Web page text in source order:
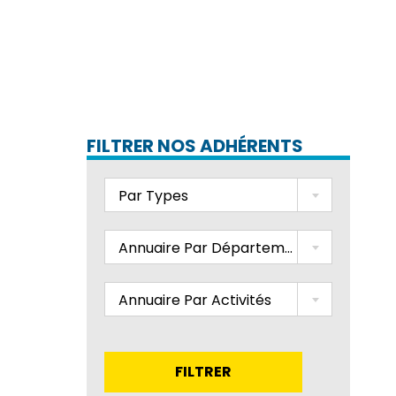
FILTRER NOS ADHÉRENTS
Par Types
Annuaire Par Départements
Annuaire Par Activités
FILTRER